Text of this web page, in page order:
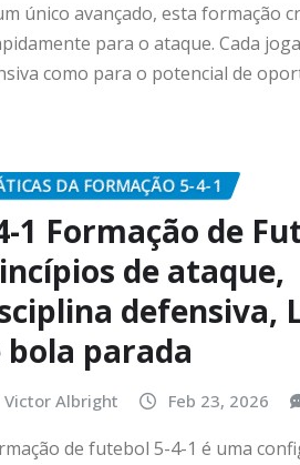
único avançado, esta formação
para o ataque. Cada
como para o potencial de
DA FORMAÇÃO 5-4-1
1 Formação de
de ataque,
defensiva,
bola parada
Victor Albright Feb 23, 2026
de futebol 5-4-1 é uma